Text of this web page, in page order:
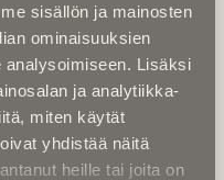
sisällön ja mainosten
ominaisuuksien
Lisäksi
ja analytiikka-
miten käytät
yhdistää näitä
heille tai joita on
huomaamatta.
mihinkään.
haluat uutiskirjeen